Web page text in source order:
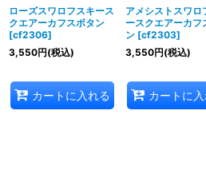
ローズスワロフスキース
クエアーカフスボタン
[cf2306]
3,550円(税込)
カートに入れる
アメシストスワロ
ースクエアーカフ
ン [cf2303]
3,550円(税込)
カートに入